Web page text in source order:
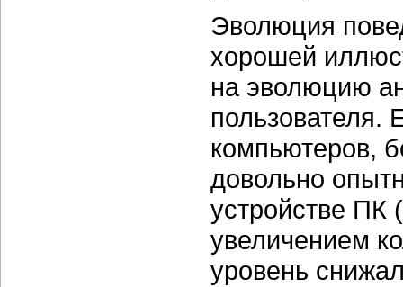
Эволюция
хорошей
на эволюцию
пользователя.
компьютеров,
довольно
устройстве ПК
увеличением
уровень